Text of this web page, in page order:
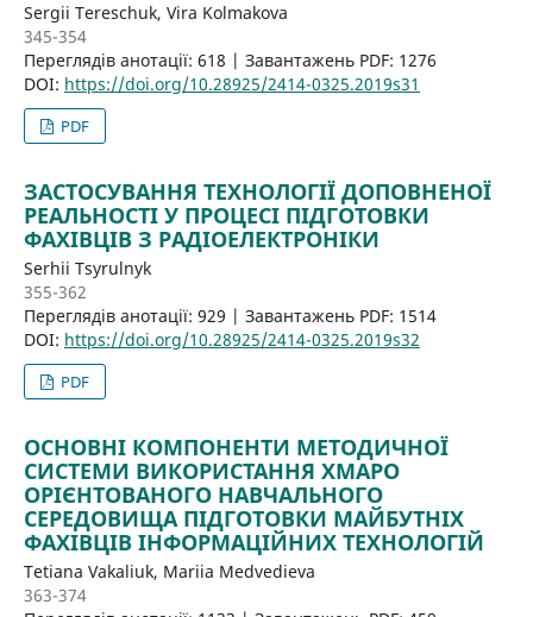
Sergii Tereschuk, Vira Kolmakova
345-354
Переглядів анотації: 618 | Завантажень PDF: 1276
DOI: https://doi.org/10.28925/2414-0325.2019s31
PDF
ЗАСТОСУВАННЯ ТЕХНОЛОГІЇ ДОПОВНЕНОЇ
РЕАЛЬНОСТІ У ПРОЦЕСІ ПІДГОТОВКИ
ФАХІВЦІВ З РАДІОЕЛЕКТРОНІКИ
Serhii Tsyrulnyk
355-362
Переглядів анотації: 929 | Завантажень PDF: 1514
DOI: https://doi.org/10.28925/2414-0325.2019s32
PDF
ОСНОВНІ КОМПОНЕНТИ МЕТОДИЧНОЇ
СИСТЕМИ ВИКОРИСТАННЯ ХМАРО
ОРІЄНТОВАНОГО НАВЧАЛЬНОГО
СЕРЕДОВИЩА ПІДГОТОВКИ МАЙБУТНІХ
ФАХІВЦІВ ІНФОРМАЦІЙНИХ ТЕХНОЛОГІЙ
Tetiana Vakaliuk, Mariia Medvedieva
363-374